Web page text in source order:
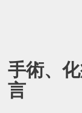
手術、
言